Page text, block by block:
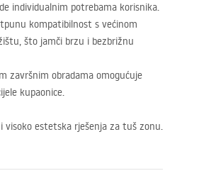
individualnim potrebama korisnika.
kompatibilnost s većinom
što jamči brzu i bezbrižnu
završnim obradama omogućuje
kupaonice.
visoko estetska rješenja za tuš zonu.